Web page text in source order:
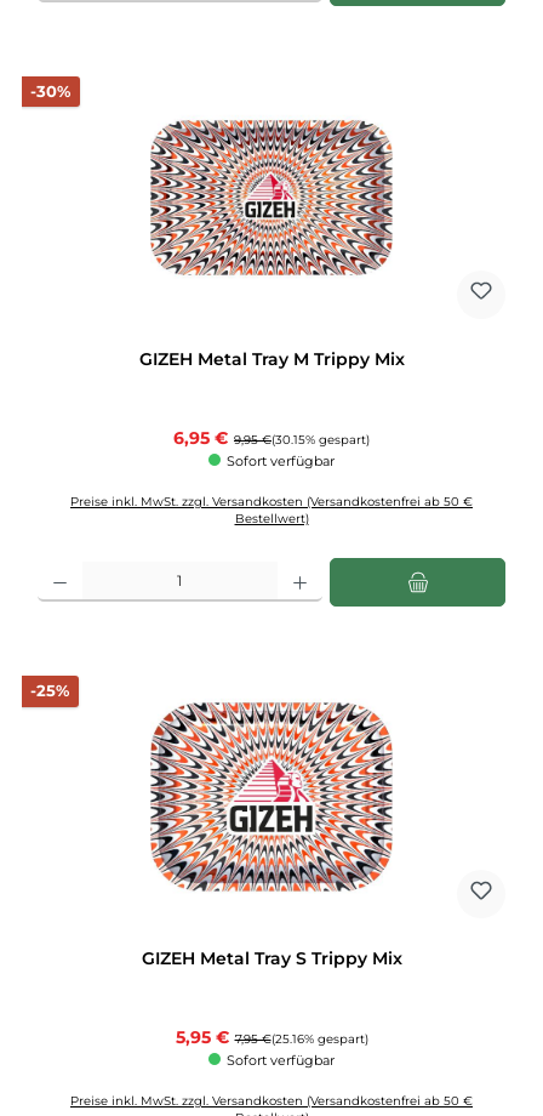
-30%Rabatt
GIZEH Metal Tray M Trippy Mix
Verkaufspreis:
6,95 € Regulärer Preis:
9,95 €(30.15% gespart)
Sofort verfügbar
Preise inkl. MwSt. zzgl. Versandkosten (Versandkostenfrei ab 50 €
Bestellwert)
Produkt Anzahl: Gib den gewünschten Wert ein oder benutze die Schaltflächen
-25%Rabatt
GIZEH Metal Tray S Trippy Mix
Verkaufspreis:
5,95 € Regulärer Preis:
7,95 €(25.16% gespart)
Sofort verfügbar
Preise inkl. MwSt. zzgl. Versandkosten (Versandkostenfrei ab 50 €